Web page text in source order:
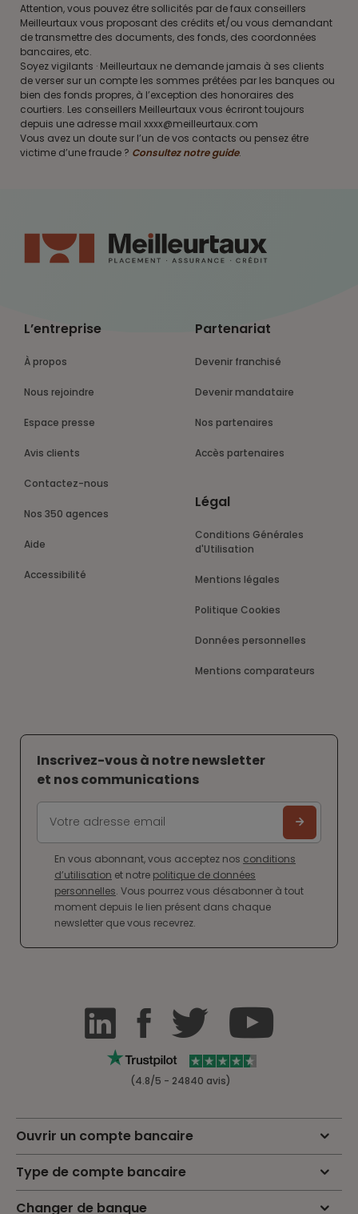
Attention, vous pouvez être sollicités par de faux conseillers
Meilleurtaux vous proposant des crédits et/ou vous demandant
de transmettre des documents, des fonds, des coordonnées
bancaires, etc.
Soyez vigilants · Meilleurtaux ne demande jamais à ses clients
de verser sur un compte les sommes prêtées par les banques ou
bien des fonds propres, à l’exception des honoraires des
courtiers. Les conseillers Meilleurtaux vous écriront toujours
depuis une adresse mail xxxx@meilleurtaux.com
Vous avez un doute sur l’un de vos contacts ou pensez être
victime d’une fraude ? Consultez notre guide.
L’entreprise
À propos
Nous rejoindre
Espace presse
Avis clients
Contactez-nous
Nos 350 agences
Aide
Accessibilité
Partenariat
Devenir franchisé
Devenir mandataire
Nos partenaires
Accès partenaires
Légal
Conditions Générales
d'Utilisation
Mentions légales
Politique Cookies
Données personnelles
Mentions comparateurs
Inscrivez-vous à notre newsletter
et nos communications
En vous abonnant, vous acceptez nos conditions
d’utilisation et notre politique de données
personnelles. Vous pourrez vous désabonner à tout
moment depuis le lien présent dans chaque
newsletter que vous recevrez.
(4.8/5 - 24840 avis)
Ouvrir un compte bancaire
Type de compte bancaire
Changer de banque